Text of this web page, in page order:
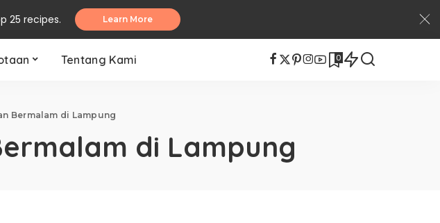
25 recipes. Learn More
Tentang Kami 0
Bermalam di Lampung
di Lampung